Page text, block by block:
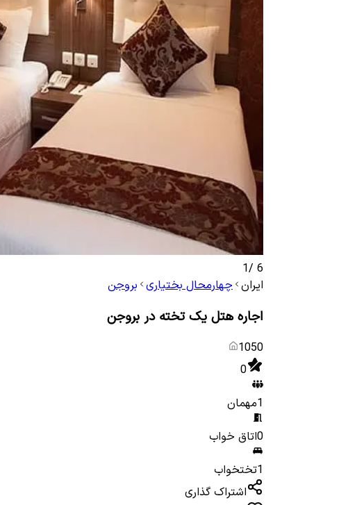
6
/
1
ایران چهارمحال بختیاری بروجن
اجاره هتل یک تخته در بروجن
1050
0
1مهمان
0اتاق خواب
1تختخواب
اشتراک گذاری